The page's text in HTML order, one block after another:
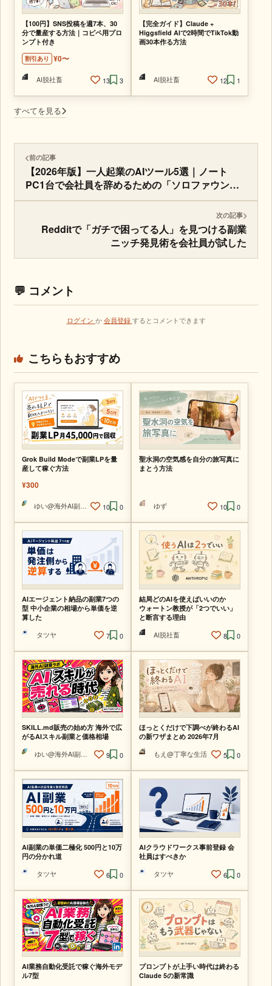
【100円】SNS投稿を週7本、30
分で量産する方法｜コピペ用プロ
ンプト付き
割引あり ¥0〜
AI脱社畜 13 3
【完全ガイド】Claude +
Higgsfield AIで2時間でTikTok動
画30本作る方法
AI脱社畜 12 1
すべてを見る
前の記事
【2026年版】一人起業のAIツール5選｜ノート
PC1台で会社員を辞めるための「ソロファウン
ダースタック」
次の記事
Redditで「ガチで困ってる人」を見つける副業
ニッチ発見術を会社員が試した
💬 コメント
ログイン か 会員登録 するとコメントできます
こちらもおすすめ
Grok Build Modeで副業LPを量
産して稼ぐ方法
¥300
10 0
聖水洞の空気感を自分の旅写真に
まとう方法
ゆず 10 0
AIエージェント納品の副業7つの
型 中小企業の相場から単価を逆
算した
タツヤ
7 0
結局どのAIを使えばいいのか
ウォートン教授が「2つでいい」
と断言する理由
AI脱社畜
8 0
SKILL.md販売の始め方 海外で広
がるAIスキル副業と価格相場
ゆい@海外AI副業ラボ
9 0
ほっとくだけで下調べが終わるAI
の新ワザまとめ 2026年7月
もえ@丁寧な生活
5 0
AI副業の単価二極化 500円と10万
円の分かれ道
タツヤ
6 0
AIクラウドワークス事前登録 会
社員はすべきか
タツヤ
6 0
AI業務自動化受託で稼ぐ海外モデ
ル7型
プロンプトが上手い時代は終わる
Claude 5の新常識